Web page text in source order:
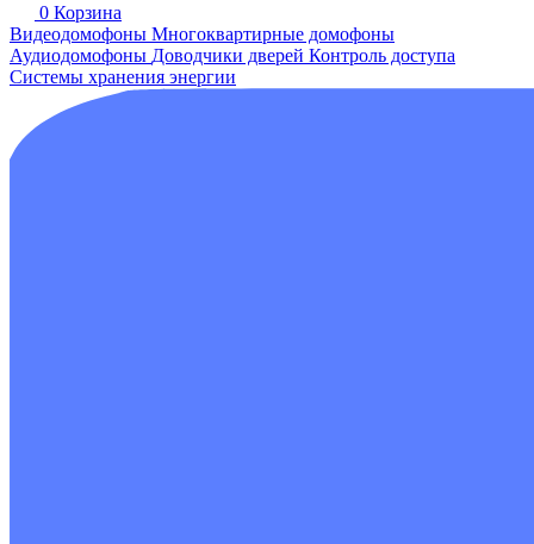
0 Корзина
Видеодомофоны Многоквартирные домофоны
Аудиодомофоны Доводчики дверей Контроль доступа
Системы хранения энергии